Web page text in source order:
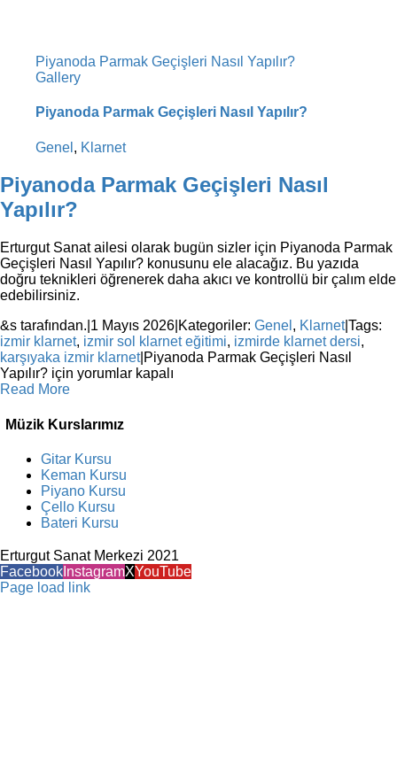
Piyanoda Parmak Geçişleri Nasıl Yapılır?
Gallery
Piyanoda Parmak Geçişleri Nasıl Yapılır?
Genel , Klarnet
Piyanoda Parmak Geçişleri Nasıl
Yapılır?
Erturgut Sanat ailesi olarak bugün sizler için Piyanoda Parmak
Geçişleri Nasıl Yapılır? konusunu ele alacağız. Bu yazıda
doğru teknikleri öğrenerek daha akıcı ve kontrollü bir çalım elde
edebilirsiniz.
&s tarafından. 1 Mayıs 2026 Kategoriler: Genel , Klarnet|Tags:
izmir klarnet, izmir sol klarnet eğitimi, izmirde klarnet dersi,
karşıyaka izmir klarnet| Piyanoda Parmak Geçişleri Nasıl
Yapılır? için yorumlar kapalı
Read More
Müzik Kurslarımız
Gitar Kursu
Keman Kursu
Piyano Kursu
Çello Kursu
Bateri Kursu
Erturgut Sanat Merkezi 2021
Facebook InstagramXYouTube
Page load link